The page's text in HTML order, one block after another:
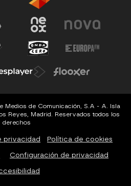
Medios de Comunicación, S.A - A. Isla
Reyes, Madrid. Reservados todos los
derechos
privacidad Política de cookies
Configuración de privacidad